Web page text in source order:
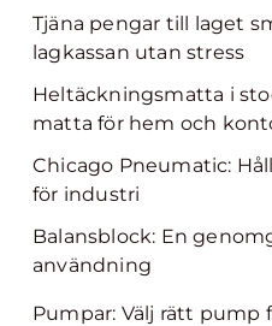
Tjäna pengar till laget
lagkassan utan stress
Heltäckningsmatta i
matta för hem och
Chicago Pneumatic:
för industri
Balansblock: En
användning
Pumpar: Välj rätt pump